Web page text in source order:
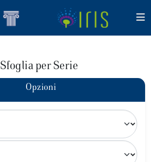
Sfoglia per Serie
Opzioni